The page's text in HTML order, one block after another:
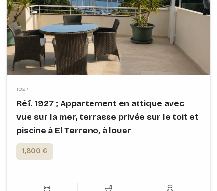
1927
Réf. 1927 ; Appartement en attique avec
vue sur la mer, terrasse privée sur le toit et
piscine à El Terreno, à louer
1,800 €